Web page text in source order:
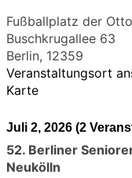
Fußballplatz der
Buschkrugallee 63
Berlin, 12359
Veranstaltungsort
Karte
Juli 2, 2026 (2
52. Berliner
Neukölln